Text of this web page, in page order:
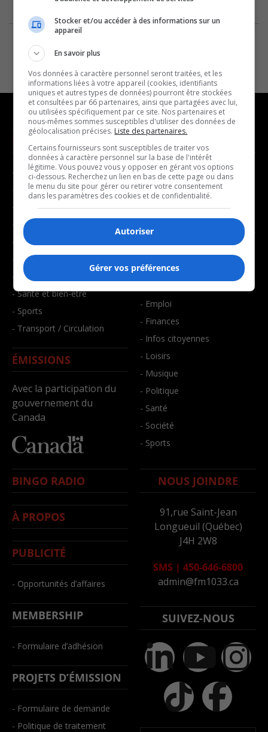
NOUVELLES
- Affaires municipales
- Communauté / Social
- Culture
- Économie
- Éducation
- Environnement
- Faits divers
- Santé et bien-être
- Sports
- Transport / Circulation
ÉMISSIONS
Avec la participation du
gouvernement du
Canada
MUSIQUE
- Décompte franco
- Joué récemment
BALADOS
- Art de vivre
- Emploi
- Finances
- Infos citoyennes
- Loisirs
- Musique
- Politique
- Santé
- Société
- Sports
BINGO RADIO
À PROPOS
PUBLICITÉ
- Opportunités d’affaires
MEMBERSHIP
- Formulaire d’adhésion
PROJETS D’ÉMISSION
- Formulaire de demande
- Politique de traitement
NOUS JOINDRE
91,rue Saint-Jean
Longueuil (Québec)
J4H 2W8
SMS | 450-646-6800
admin@fm1033.ca
SUIVEZ-NOUS
Stocker et/ou accéder à des informations sur un
appareil
En savoir plus
Vos données à caractère personnel seront traitées, et les
informations liées à votre appareil (cookies, identifiants
uniques et autres types de données) pourront être stockées
et consultées par 66 partenaires, ainsi que partagées avec lui,
ou utilisées spécifiquement par ce site. Nos partenaires et
nous-mêmes sommes susceptibles d'utiliser des données de
géolocalisation précises. Liste des partenaires.
Certains fournisseurs sont susceptibles de traiter vos
données à caractère personnel sur la base de l'intérêt
légitime. Vous pouvez vous y opposer en gérant vos options
ci-dessous. Recherchez un lien en bas de cette page ou dans
le menu du site pour gérer ou retirer votre consentement
dans les paramètres des cookies et de confidentialité.
Autoriser
Gérer vos préférences